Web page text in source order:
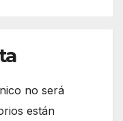
no será
están